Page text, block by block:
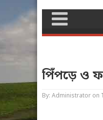
পিঁপড়ে ও
By: Administrator on